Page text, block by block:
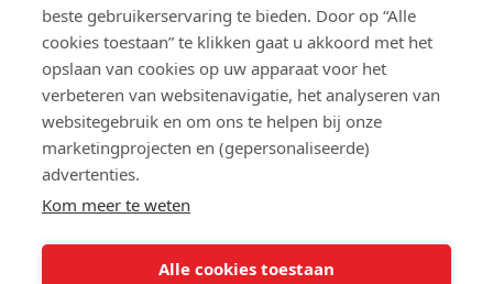
beste gebruikerservaring te bieden. Door op “Alle
cookies toestaan” te klikken gaat u akkoord met het
opslaan van cookies op uw apparaat voor het
verbeteren van websitenavigatie, het analyseren van
websitegebruik en om ons te helpen bij onze
marketingprojecten en (gepersonaliseerde)
advertenties.
Kom meer te weten
Alle cookies toestaan
Over BuddyWise
Studeren bij BuddyWise
© Copyright 2026 BuddyWise
Toegankelijkheidsverklaring
Privacy- en cookieverklaring